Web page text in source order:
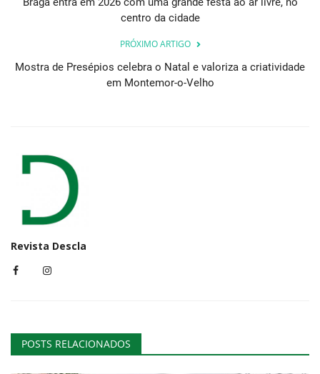
centro da cidade
PRÓXIMO ARTIGO
Mostra de Presépios celebra o Natal e valoriza a criatividade
em Montemor-o-Velho
Revista Descla
POSTS RELACIONADOS